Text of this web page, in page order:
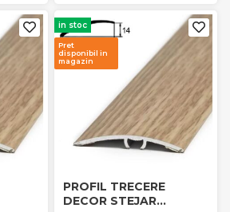
in stoc
Pret
disponibil in
magazin
PROFIL TRECERE
DECOR STEJAR